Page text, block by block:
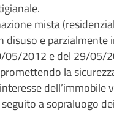
mista
disuso e
05/2012 e del 29/05/
la
dell’immobile
a sopraluogo